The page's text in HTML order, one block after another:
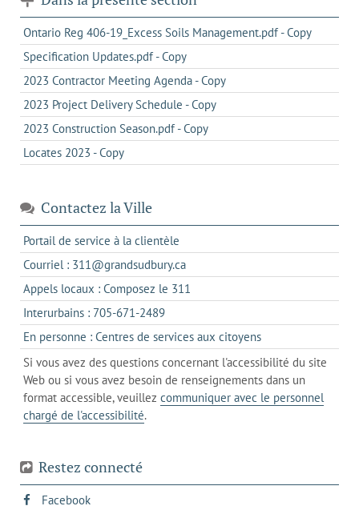
Ontario Reg 406-19_Excess Soils Management.pdf - Copy
Specification Updates.pdf - Copy
2023 Contractor Meeting Agenda - Copy
2023 Project Delivery Schedule - Copy
2023 Construction Season.pdf - Copy
Locates 2023 - Copy
Contactez la Ville
Portail de service à la clientèle
dans
un
nouvel
Courriel : 311@grandsudbury.cas'ouvre
dans
votre
de
messagerie
Appels locaux : Composez le 311
dans
un
client
de
votre
téléphone
Interurbains : 705-671-2489s'ouvre
dans
un
client
de
votre
En personne : Centres de services aux citoyenss'ouvre
dans
l'onglet
actuel
Si vous avez des questions concernant l'accessibilité du site
Web ou si vous avez besoin de renseignements dans un
format accessible, veuillez communiquer avec le personnel
chargé de l'accessibilité.
Restez connecté
Facebooks'ouvre